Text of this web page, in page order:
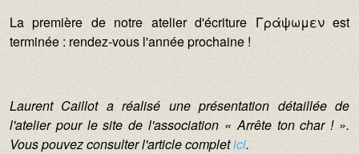
La première de notre atelier d'écriture Γράψωμεν est
terminée : rendez-vous l'année prochaine !
Laurent Caillot a réalisé une présentation détaillée de
l'atelier pour le site de l'association « Arrête ton char ! ».
Vous pouvez consulter l'article completici.